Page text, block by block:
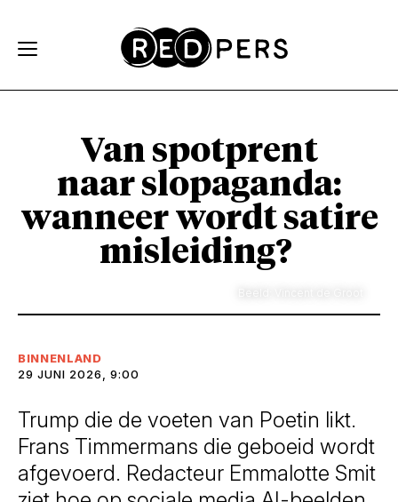
Van spotprent
naar slopaganda:
wanneer wordt satire
misleiding?
BINNENLAND
29 JUNI 2026, 9:00
Trump die de voeten van Poetin likt.
Frans Timmermans die geboeid wordt
afgevoerd. Redacteur Emmalotte Smit